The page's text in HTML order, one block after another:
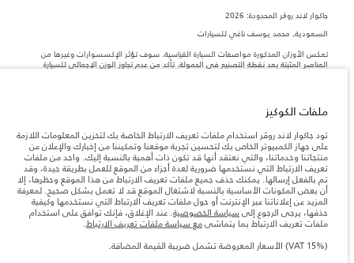
جاكوار لاند روڨر المحدودة: 2026
السعودية, محمد يوسف ناغي للسيارات
تعكس الأوزان المذكورة مواصفات السيارة القياسية. سوف تؤثر الإكسسوارات وغيرها من
العناصر المثبتة بعد نقطة التصنيع في الحمولة. تأكد من عدم تجاوز الوزن الإجمالي للسيارة
المعلومات والمواصفات والأسعار والألوان المذكورة على هذا الموقع قد تختلف من بلد إلى
آخر، كما أنّها قد تتغير بدون إشعار مسبق. الرجاء التواصل مع وكيلنا المحلي للتأكد من توفّرها
والتحقق من الأسعار.
ملاحظة مهمة حول الصور والمواصفات.إن النقص العالمي في أشباه الموصلات يؤثر حاليًا
في مواصفات تصميم السيارات وتوفر الخيارات وتوقيتات التصاميم. هذا ظرف ديناميكي
للغاية، ونتيجة لذلك، قد لا تمثّل الصور المستخدَمة ضمن موقع الويب حاليًا المواصفات الحالية
بالكامل بالنسبة إلى الميزات والخيارات والحلية ومجموعات الألوان. يرجى استشارة وكيلك الذي
سيتمكّن من تأكيد أي تقييدات حالية معك للسماح لك باتخاذ قرار مدروس
الأرقام المقدمة هي نتيجة لاختبارات المصنع الرسمية وفقاً لتشريعات الاتحاد الأوروبي. قد
يتباين استهلك الوقود الفعلي للمركبة عن ذلك المتحقق في تلك الاختبارات كما أن هذه
الأرقام بغرض المقارنة فحسب.
ملفات الكوكيز
تود جاكوار لاند روڤر استخدام ملفات تعريف الارتباط الخاصة بك لتخزين المعلومات اللازمة
على جهاز الكمبيوتر الخاص بك لتحسين تجربة موقعنا وتمكيننا من إخبارك والإعلان عن
منتجاتنا وخدماتنا، والتي نعتقد أنها قد تكون ذات أهمية بالنسبة إليك. واحد من ملفات
تعريف الارتباط التي نستخدمها ضرورية لعدة أجزاء من الموقع للعمل بطريقة جيدة، وقد
تم بالفعل إرسالها. يمكنك حذف جميع ملفات تعريف الارتباط من هذا الموقع وحظرها، إلا
أن بعض المكونات الأساسية بالنسبة لاشتغال الموقع قد لا تعمل بشكل صحيح. لمعرفة
المزيد عن إعلاناتنا عبر الإنترنت أو حول ملفات تعريف الارتباط التي نستخدمها وكيفية
حذفها، يرجى الرجوع إلى سياسة الخصوصية. عند الإغلاق، فإنك توافق على استخدام
ملفات تعريف الارتباط بما يتماشىمع سياسة ملفات تعريف الارتباط.
(VAT 15%) الأسعار المعروضة تشمل ضريبة القيمة المضافة.